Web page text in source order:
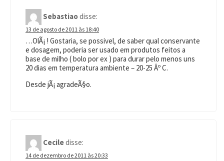
Sebastiaodisse:
13 de agosto de 2011 às 18:40
…OlÃ¡ ! Gostaria, se possivel, de saber qual conservante
e dosagem, poderia ser usado em produtos feitos a
base de milho ( bolo por ex ) para durar pelo menos uns
20 dias em temperatura ambiente – 20-25 Âº C.
Desde jÃ¡ agradeÃ§o.
Ceciledisse:
14 de dezembro de 2011 às 20:33